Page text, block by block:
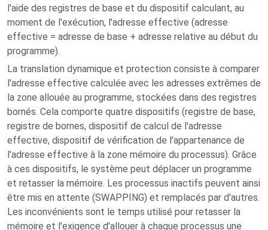
l'aide des registres de base et du dispositif calculant, au
moment de l'exécution, l'adresse effective (adresse
effective = adresse de base + adresse relative au début du
programme).
La translation dynamique et protection consiste à comparer
l'adresse effective calculée avec les adresses extrêmes de
la zone allouée au programme, stockées dans des registres
bornés. Cela comporte quatre dispositifs (registre de base,
registre de bornes, dispositif de calcul de l'adresse
effective, dispositif de vérification de l'appartenance de
l'adresse effective à la zone mémoire du processus). Grâce
à ces dispositifs, le système peut déplacer un programme
et retasser la mémoire. Les processus inactifs peuvent ainsi
être mis en attente (SWAPPING) et remplacés par d'autres.
Les inconvénients sont le temps utilisé pour retasser la
mémoire et l'exigence d'allouer à chaque processus une